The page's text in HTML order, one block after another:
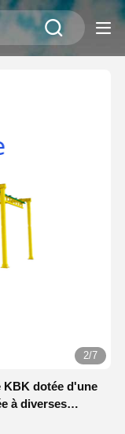
2/7
KBK dotée d'une
à diverses